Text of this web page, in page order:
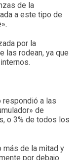
de la
a este tipo de
por la
las rodean, ya que
a las
de
o 3% de todos los
más de la mitad y
por debajo